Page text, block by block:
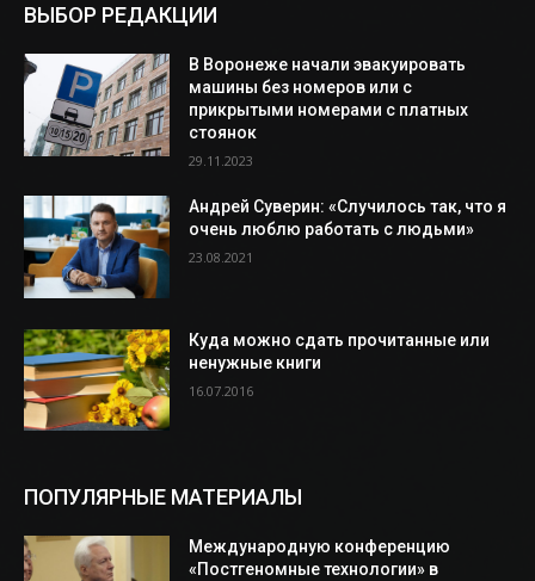
ВЫБОР РЕДАКЦИИ
В Воронеже начали эвакуировать
машины без номеров или с
прикрытыми номерами с платных
стоянок
29.11.2023
Андрей Суверин: «Случилось так, что я
очень люблю работать с людьми»
23.08.2021
Куда можно сдать прочитанные или
ненужные книги
16.07.2016
ПОПУЛЯРНЫЕ МАТЕРИАЛЫ
Международную конференцию
«Постгеномные технологии» в